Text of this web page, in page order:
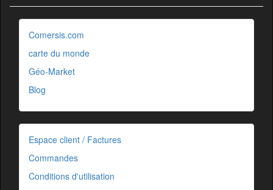
Comersis.com
carte du monde
Géo-Market
Blog
Espace client / Factures
Commandes
Conditions d'utilisation